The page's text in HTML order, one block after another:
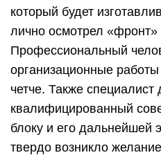
который будет
лично осмотрел
Профессиональный
организационные
четче. Также специалист
квалифицированный
блоку и его дальнейшей
твердо возникло